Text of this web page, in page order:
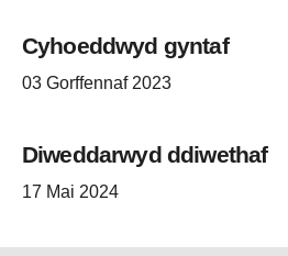
Cyhoeddwyd gyntaf
03 Gorffennaf 2023
Diweddarwyd ddiwethaf
17 Mai 2024